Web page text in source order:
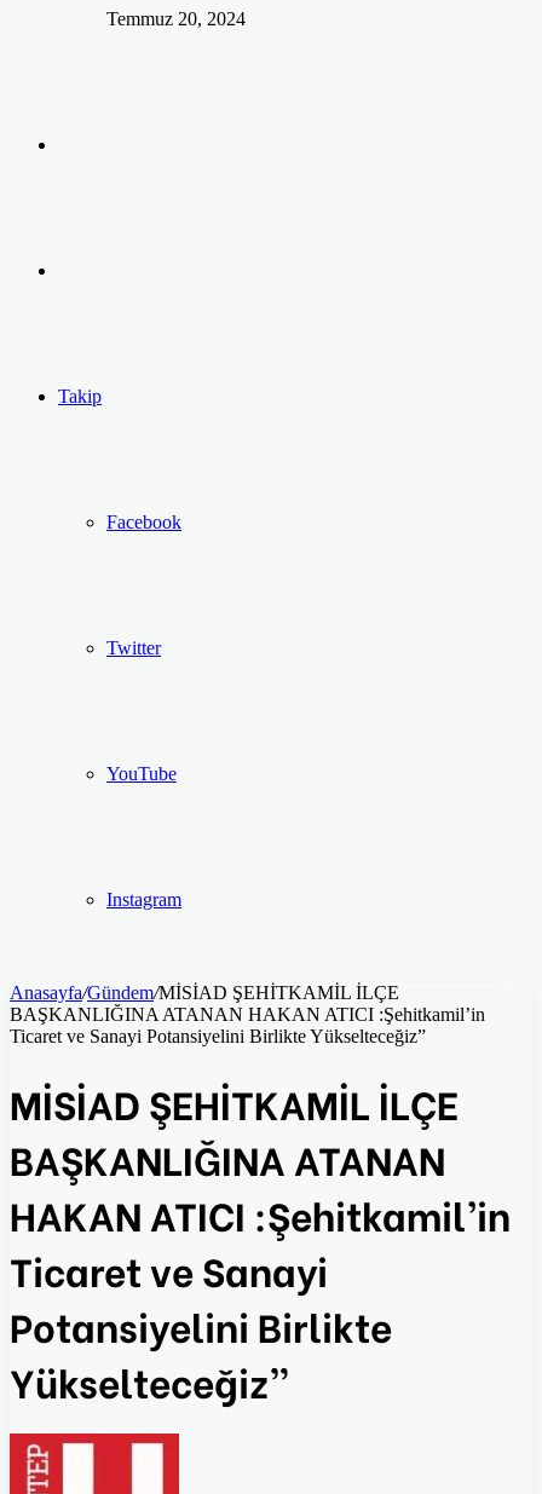
Temmuz 20, 2024
...
Ol
Takip
Facebook
Twitter
YouTube
Instagram
Anasayfa/Gündem/MİSİAD ŞEHİTKAMİL İLÇE
BAŞKANLIĞINA ATANAN HAKAN ATICI :Şehitkamil’in
Ticaret ve Sanayi Potansiyelini Birlikte Yükselteceğiz”
MİSİAD ŞEHİTKAMİL İLÇE
BAŞKANLIĞINA ATANAN
HAKAN ATICI :Şehitkamil’in
Ticaret ve Sanayi
Potansiyelini Birlikte
Yükselteceğiz”